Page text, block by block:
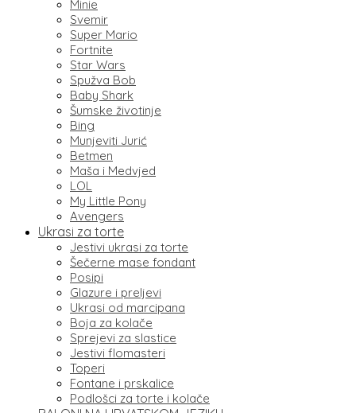
Minie
Svemir
Super Mario
Fortnite
Star Wars
Spužva Bob
Baby Shark
Šumske životinje
Bing
Munjeviti Jurić
Betmen
Maša i Medvjed
LOL
My Little Pony
Avengers
Ukrasi za torte
Jestivi ukrasi za torte
Šečerne mase fondant
Posipi
Glazure i preljevi
Ukrasi od marcipana
Boja za kolače
Sprejevi za slastice
Jestivi flomasteri
Toperi
Fontane i prskalice
Podlošci za torte i kolače